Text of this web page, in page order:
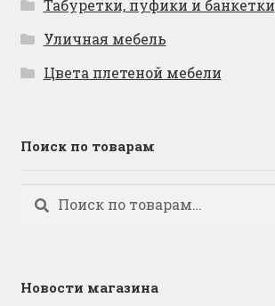
Табуретки, пуфики и банкетки
Уличная мебель
Цвета плетеной мебели
Поиск по товарам
Искать:
Поиск
Новости магазина